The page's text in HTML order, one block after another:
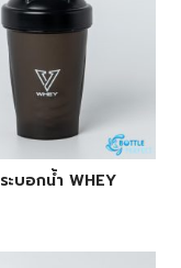
ะบอกน้ำ WHEY